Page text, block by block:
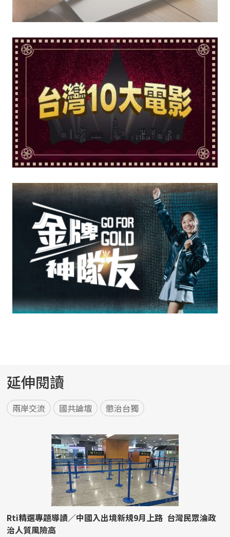
延伸閱讀
兩岸交流 國共論壇 懲治台獨
Rti精選專題導讀／中國入出境新規9月上路 台灣民眾淪政
治人質風險高